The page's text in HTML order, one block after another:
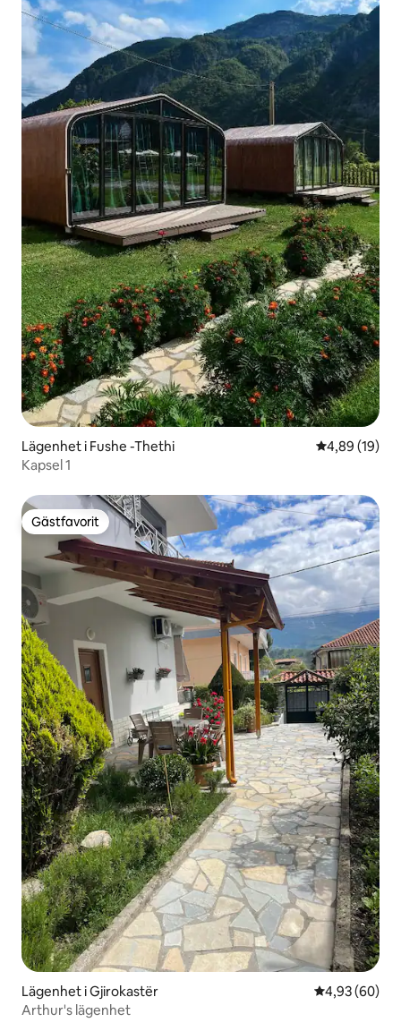
Lägenhet i Fushe -Thethi 4,89 av 5 i
4,89 (19)
Kapsel 1
Gästfavorit
Gästfavorit
Lägenhet i Gjirokastër 4,93 av 5 i
4,93 (60)
Arthur's lägenhet